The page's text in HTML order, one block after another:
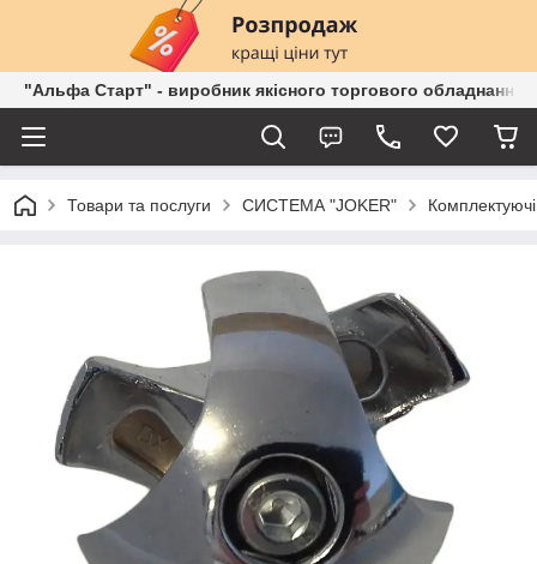
"Альфа Старт" - виробник якісного торгового обладнання
Товари та послуги СИСТЕМА "JOKER" Комплектуючі